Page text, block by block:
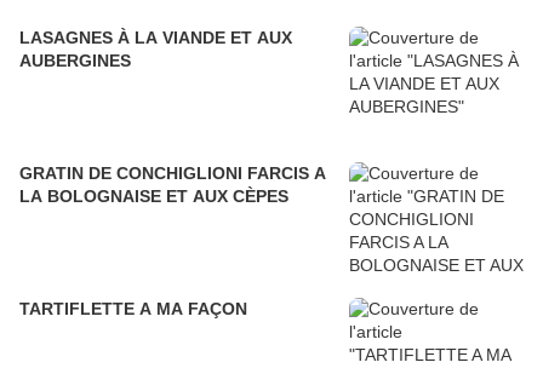
LASAGNES À LA VIANDE ET AUX
AUBERGINES
GRATIN DE CONCHIGLIONI FARCIS A
LA BOLOGNAISE ET AUX CÈPES
TARTIFLETTE A MA FAÇON